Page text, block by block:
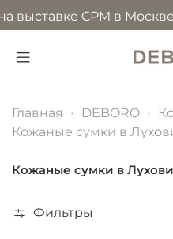
CPM в Москве с 1
Главная DEBORO
Кожаные сумки в
Кожаные сумки в
Фильтры